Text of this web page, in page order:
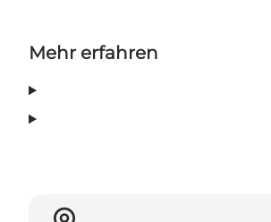
Mehr erfahren